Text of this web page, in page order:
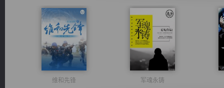
维和先锋 军魂永铸